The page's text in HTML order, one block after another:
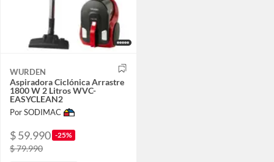
WURDEN
Aspiradora Ciclónica Arrastre
1800 W 2 Litros WVC-
EASYCLEAN2
Por SODIMAC
$ 59.990 -25%
$ 79.990